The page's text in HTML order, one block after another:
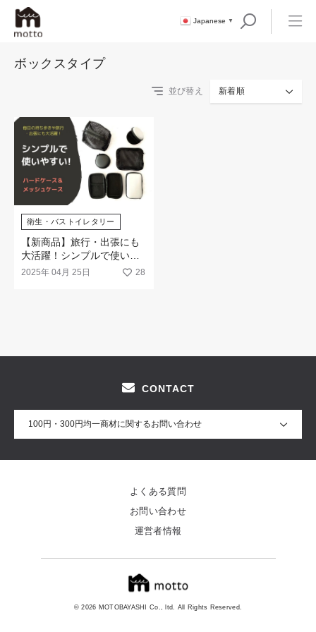
Japanese ▼
ボックスタイプ
並び替え 新着順
衛生・バストイレタリー
【新商品】旅行・出張にも
大活躍！シンプルで使いや
すい（ハードケース＆メッ
2025年 04月 25日 28
CONTACT
100円・300円均一商材に関するお問い合わせ
© 2026 MOTOBAYASHI Co., ltd. All Rights Reserved.
よくある質問
お問い合わせ
運営者情報